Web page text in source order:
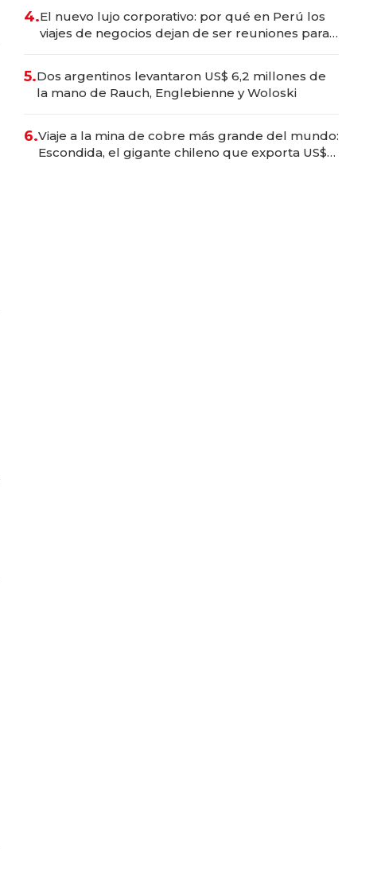
4.El nuevo lujo corporativo: por qué en Perú los
viajes de negocios dejan de ser reuniones para
5.Dos argentinos levantaron US$ 6,2 millones de
la mano de Rauch, Englebienne y Woloski
6.Viaje a la mina de cobre más grande del mundo:
Escondida, el gigante chileno que exporta US$